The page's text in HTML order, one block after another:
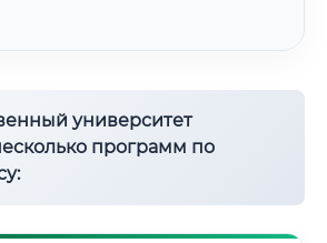
университет
программ по